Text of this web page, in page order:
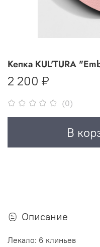
(0)
Кепка KUL'TURA
2 200 ₽
В
Описание
Лекало: 6 клиньев